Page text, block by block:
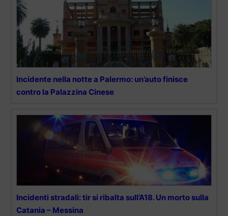
Incidente nella notte a Palermo: un’auto finisce
contro la Palazzina Cinese
Incidenti stradali: tir si ribalta sull’A18. Un morto sulla
Catania – Messina